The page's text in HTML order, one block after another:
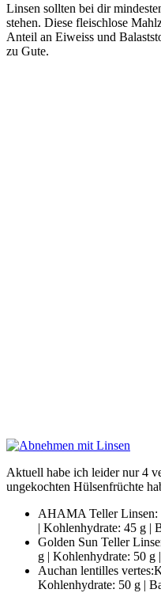
Linsen sollten bei dir
stehen. Diese fleischlose
Anteil an Eiweiss und
zu Gute.
Aktuell habe ich leider nur 4
ungekochten Hülsenfrüchte
AHAMA Teller Linsen:
| Kohlenhydrate: 45 g |
Golden Sun Teller
g | Kohlenhydrate: 50 g
Auchan lentilles
Kohlenhydrate: 50 g |